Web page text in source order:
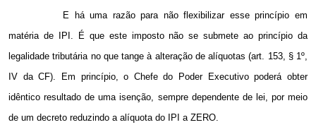
E há uma razão para não flexibilizar esse princípio em
matéria de IPI. É que este imposto não se submete ao princípio da
legalidade tributária no que tange à alteração de alíquotas (art. 153, § 1º,
IV da CF). Em princípio, o Chefe do Poder Executivo poderá obter
idêntico resultado de uma isenção, sempre dependente de lei, por meio
de um decreto reduzindo a alíquota do IPI a ZERO.